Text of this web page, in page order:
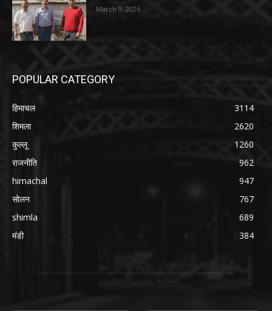
March 9, 2026
POPULAR CATEGORY
हिमाचल
3114
शिमला
2620
कुल्लू
1260
राजनीति
962
himachal
947
सोलन
767
shimla
689
मंडी
384